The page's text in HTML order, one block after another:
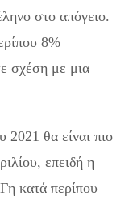
στο απόγειο.
8%
σχέση με μια
2021 θα είναι πιο
επειδή η
κατά περίπου